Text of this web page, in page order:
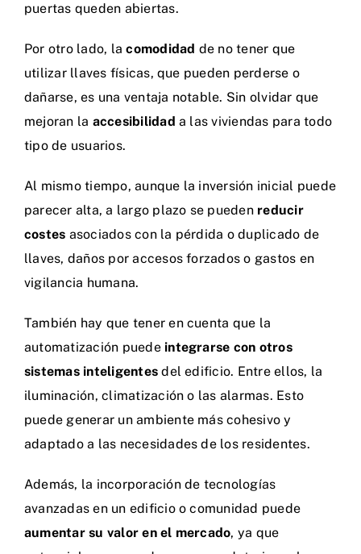
puertas queden abiertas.
Por otro lado, lacomodidad de no tener que
utilizar llaves físicas, que pueden perderse o
dañarse, es una ventaja notable. Sin olvidar que
mejoran la accesibilidad a las viviendas para todo
tipo de usuarios.
Al mismo tiempo, aunque la inversión inicial puede
parecer alta, a largo plazo se pueden reducir
costes asociados con la pérdida o duplicado de
llaves, daños por accesos forzados o gastos en
vigilancia humana.
También hay que tener en cuenta que la
automatización puede integrarse con otros
sistemas inteligentes del edificio. Entre ellos, la
iluminación, climatización o las alarmas. Esto
puede generar un ambiente más cohesivo y
adaptado a las necesidades de los residentes.
Además, la incorporación de tecnologías
avanzadas en un edificio o comunidad puede
aumentar su valor en el mercado, ya que